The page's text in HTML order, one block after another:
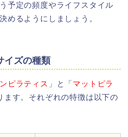
予定の頻度やライフスタイル
めるようにしましょう。
イズの種類
ピラティス 」と「 マットピラ
ます。それぞれの特徴は以下の